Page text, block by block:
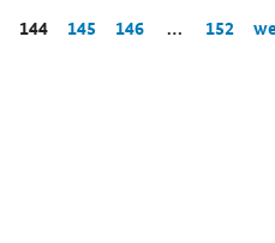
144 145 146 … 152